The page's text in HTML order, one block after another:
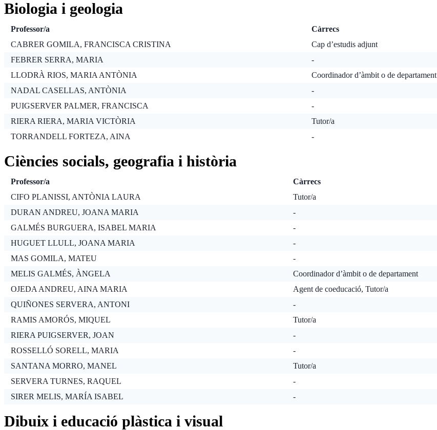
Biologia i geologia
Professor/a Càrrecs
CABRER GOMILA, FRANCISCA CRISTINA
Cap d’estudis adjunt
FEBRER SERRA, MARIA
-
LLODRÀ RIOS, MARIA ANTÒNIA
Coordinador d’àmbit o de departament
NADAL CASELLAS, ANTÒNIA
-
PUIGSERVER PALMER, FRANCISCA
-
RIERA RIERA, MARIA VICTÒRIA
Tutor/a
TORRANDELL FORTEZA, AINA
-
Ciències socials, geografia i història
Professor/a Càrrecs
CIFO PLANISSI, ANTÒNIA LAURA
Tutor/a
DURAN ANDREU, JOANA MARIA
-
GALMÉS BURGUERA, ISABEL MARIA
-
HUGUET LLULL, JOANA MARIA
-
MAS GOMILA, MATEU
-
MELIS GALMÉS, ÀNGELA
Coordinador d’àmbit o de departament
OJEDA ANDREU, AINA MARIA
Agent de coeducació, Tutor/a
QUIÑONES SERVERA, ANTONI
-
RAMIS AMORÓS, MIQUEL
Tutor/a
RIERA PUIGSERVER, JOAN
-
ROSSELLÓ SORELL, MARIA
-
SANTANA MORRO, MANEL
Tutor/a
SERVERA TURNES, RAQUEL
-
SIRER MELIS, MARÍA ISABEL
-
Dibuix i educació plàstica i visual